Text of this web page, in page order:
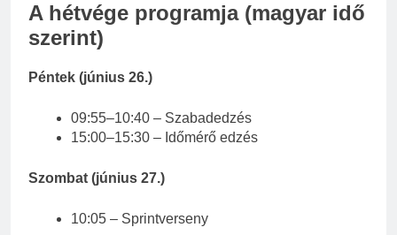
A hétvége programja (magyar idő
szerint)
Péntek (június 26.)
09:55–10:40 – Szabadedzés
15:00–15:30 – Időmérő edzés
Szombat (június 27.)
10:05 – Sprintverseny